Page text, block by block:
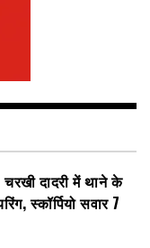
चरखी दादरी में थाने के
स्कॉर्पियो सवार 7